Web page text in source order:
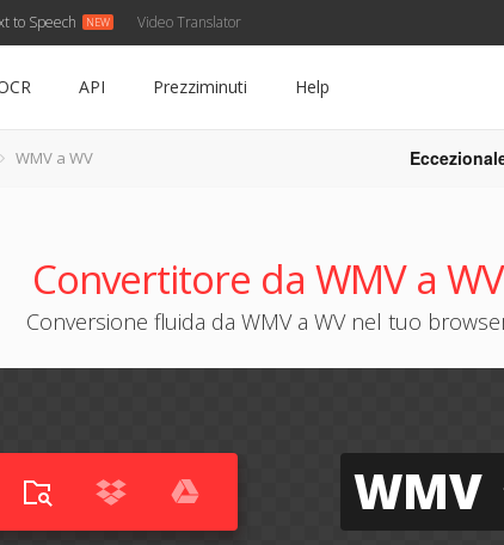
to Speech Video Translator
API Prezziminuti Help
WMV a WV
Convertitore da WMV a WV
Conversione fluida da WMV a WV nel tuo
WMV